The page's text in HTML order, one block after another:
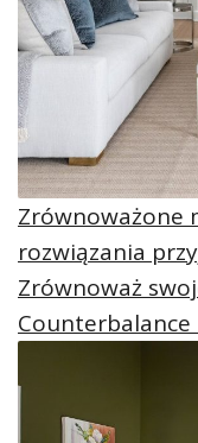
Zrównoważone
rozwiązania
Zrównoważ
Counterbalance